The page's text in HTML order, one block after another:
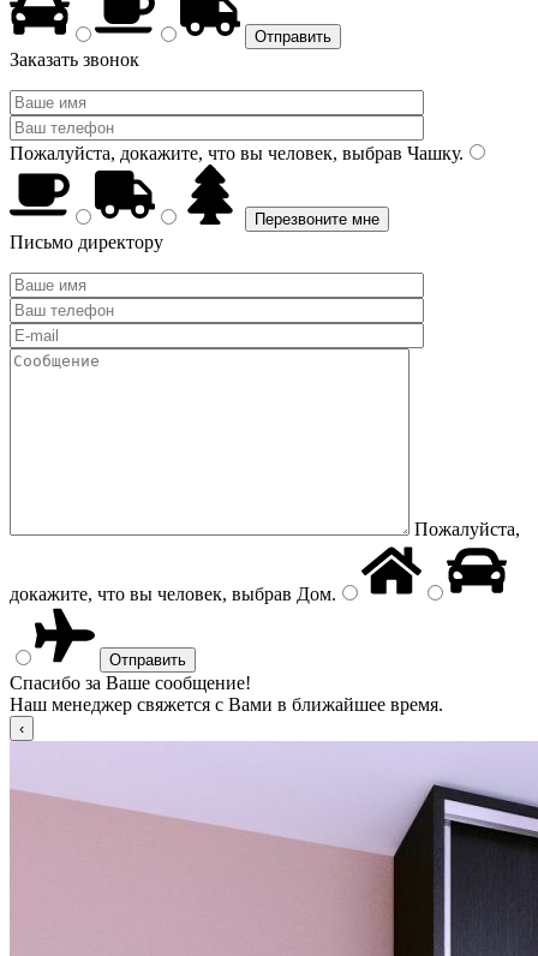
Заказать звонок
Пожалуйста, докажите, что вы человек, выбрав Чашку.
Письмо директору
Пожалуйста,
докажите, что вы человек, выбрав Дом.
Спасибо за Ваше сообщение!
Наш менеджер свяжется с Вами в ближайшее время.